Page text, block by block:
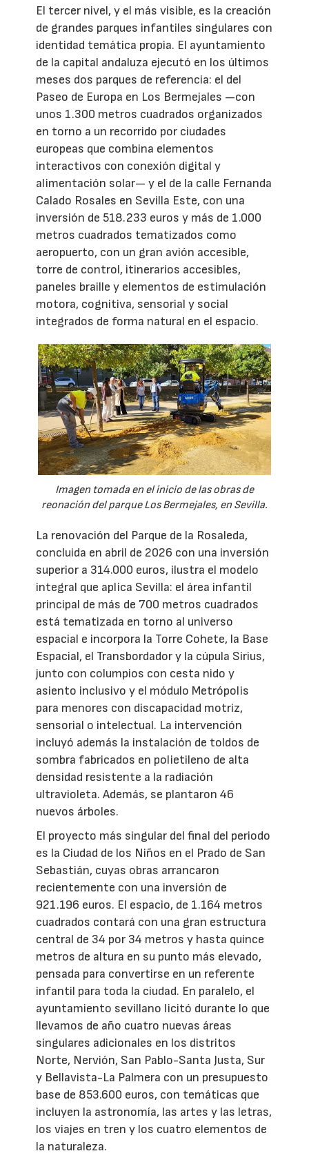
El tercer nivel, y el más visible, es la creación
de grandes parques infantiles singulares con
identidad temática propia. El ayuntamiento
de la capital andaluza ejecutó en los últimos
meses dos parques de referencia: el del
Paseo de Europa en Los Bermejales —con
unos 1.300 metros cuadrados organizados
en torno a un recorrido por ciudades
europeas que combina elementos
interactivos con conexión digital y
alimentación solar— y el de la calle Fernanda
Calado Rosales en Sevilla Este, con una
inversión de 518.233 euros y más de 1.000
metros cuadrados tematizados como
aeropuerto, con un gran avión accesible,
torre de control, itinerarios accesibles,
paneles braille y elementos de estimulación
motora, cognitiva, sensorial y social
integrados de forma natural en el espacio.
Imagen tomada en el inicio de las obras de
reonación del parque Los Bermejales, en Sevilla.
La renovación del Parque de la Rosaleda,
concluida en abril de 2026 con una inversión
superior a 314.000 euros, ilustra el modelo
integral que aplica Sevilla: el área infantil
principal de más de 700 metros cuadrados
está tematizada en torno al universo
espacial e incorpora la Torre Cohete, la Base
Espacial, el Transbordador y la cúpula Sirius,
junto con columpios con cesta nido y
asiento inclusivo y el módulo Metrópolis
para menores con discapacidad motriz,
sensorial o intelectual. La intervención
incluyó además la instalación de toldos de
sombra fabricados en polietileno de alta
densidad resistente a la radiación
ultravioleta. Además, se plantaron 46
nuevos árboles.
El proyecto más singular del final del periodo
es la Ciudad de los Niños en el Prado de San
Sebastián, cuyas obras arrancaron
recientemente con una inversión de
921.196 euros. El espacio, de 1.164 metros
cuadrados contará con una gran estructura
central de 34 por 34 metros y hasta quince
metros de altura en su punto más elevado,
pensada para convertirse en un referente
infantil para toda la ciudad. En paralelo, el
ayuntamiento sevillano licitó durante lo que
llevamos de año cuatro nuevas áreas
singulares adicionales en los distritos
Norte, Nervión, San Pablo-Santa Justa, Sur
y Bellavista-La Palmera con un presupuesto
base de 853.600 euros, con temáticas que
incluyen la astronomía, las artes y las letras,
los viajes en tren y los cuatro elementos de
la naturaleza.